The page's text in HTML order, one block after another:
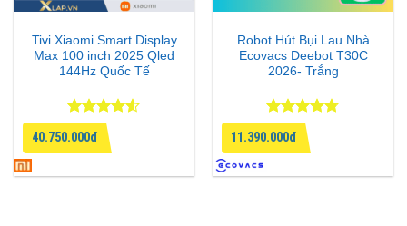
Tivi Xiaomi Smart Display
Max 100 inch 2025 Qled
144Hz Quốc Tế
Được xếp
hạng
4.5
5 sao
40.750.000đ
Robot Hút Bụi Lau Nhà
Ecovacs Deebot T30C
2026- Trắng
Được xếp
hạng
4.75
5 sao
11.390.000đ